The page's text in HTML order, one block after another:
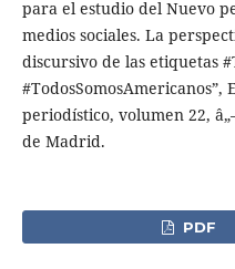
para el estudio del Nuevo
medios sociales. La
discursivo de las etiquetas
#TodosSomosAmericanos”,
periodístico, volumen 22,
de Madrid.
PDF